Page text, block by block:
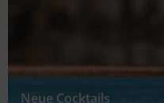
Neue Cocktails